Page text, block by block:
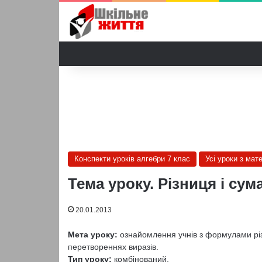
Конспекти уроків алгебри 7 клас Усі уроки з
Тема уроку. Різниця і
20.01.2013
Мета уроку: ознайомлення учнів з формулами
перетвореннях виразів.
Тип уроку: комбінований.